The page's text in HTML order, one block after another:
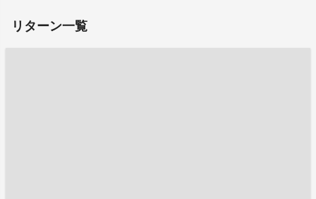
リターン一覧